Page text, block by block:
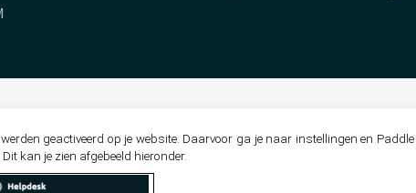
geactiveerd op je website. Daarvoor ga je naar instellingen en Paddle
kan je zien afgebeeld hieronder.